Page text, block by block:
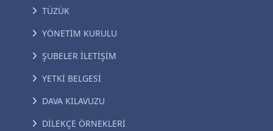
TÜZÜK
YÖNETİM KURULU
ŞUBELER İLETİŞİM
YETKİ BELGESİ
DAVA KILAVUZU
DİLEKÇE ÖRNEKLERİ